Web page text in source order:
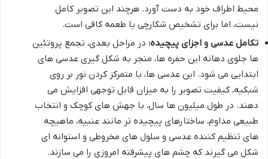
محیط اطراف خود به دست آورد. هرچند این تصویر کامل
نیست، اما برای تشخیص شکارچی یا طعمه کافی است.
تکامل عدسی و اجزای پیچیده: در مراحل بعدی، تجمع پروتئین
ها جلوی دهانه این حفره ها، منجر به شکل گیری عدسی های
ابتدایی می شود. این عدسی ها، با متمرکز کردن نور بر روی
شبکیه، کیفیت تصویر را به میزان قابل توجهی افزایش می
دهند. در طول میلیون ها سال، با جهش های کوچک و انتخاب
طبیعی مداوم، ساختارهای پیچیده تر مانند عنبیه، ماهیچه
های تنظیم کننده عدسی و سلول های مخروطی و استوانه ای
شکل می گیرند که چشم های پیشرفته امروزی را می سازند.